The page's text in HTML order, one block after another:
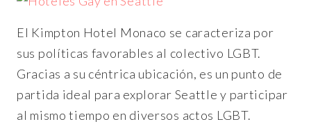
El Kimpton Hotel Monaco se caracteriza por
sus políticas favorables al colectivo LGBT.
Gracias a su céntrica ubicación, es un punto de
partida ideal para explorar Seattle y participar
al mismo tiempo en diversos actos LGBT.